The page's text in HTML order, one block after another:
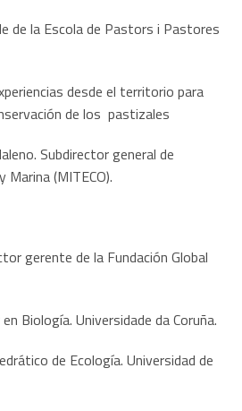
de la Escola de Pastors i Pastores
desde el territorio para
de los pastizales
Subdirector general de
(MITECO).
gerente de la Fundación Global
Biología. Universidade da Coruña.
de Ecología. Universidad de